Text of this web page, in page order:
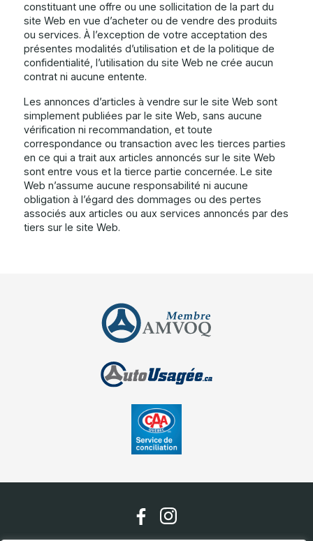
constituant une offre ou une sollicitation de la part du
site Web en vue d’acheter ou de vendre des produits
ou services. À l’exception de votre acceptation des
présentes modalités d’utilisation et de la politique de
confidentialité, l’utilisation du site Web ne crée aucun
contrat ni aucune entente.
Les annonces d’articles à vendre sur le site Web sont
simplement publiées par le site Web, sans aucune
vérification ni recommandation, et toute
correspondance ou transaction avec les tierces parties
en ce qui a trait aux articles annoncés sur le site Web
sont entre vous et la tierce partie concernée. Le site
Web n’assume aucune responsabilité ni aucune
obligation à l’égard des dommages ou des pertes
associés aux articles ou aux services annoncés par des
tiers sur le site Web.